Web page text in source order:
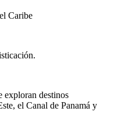
exploran destinos
el Canal de Panamá y